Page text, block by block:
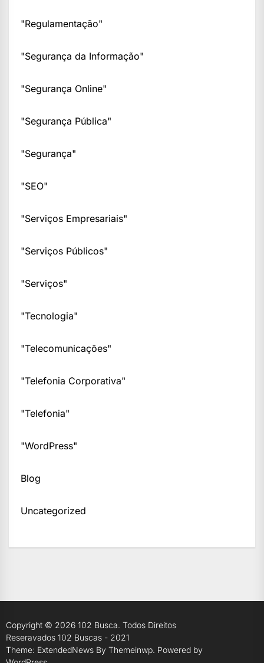
"Regulamentação"
"Segurança da Informação"
"Segurança Online"
"Segurança Pública"
"Segurança"
"SEO"
"Serviços Empresariais"
"Serviços Públicos"
"Serviços"
"Tecnologia"
"Telecomunicações"
"Telefonia Corporativa"
"Telefonia"
"WordPress"
Blog
Uncategorized
Copyright © 2026 102 Busca. Todos Direitos
Reseravados 102 Buscas - 2021
Theme: ExtendedNews By Themeinwp. Powered by